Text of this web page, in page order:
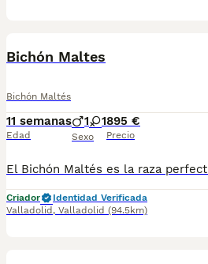
Bichón Maltes
Bichón Maltés
11 semanas
Edad
1 1
Sexo
895 €
Precio
Criador
Identidad Verificada
Valladolid , Valladolid (94.5km)